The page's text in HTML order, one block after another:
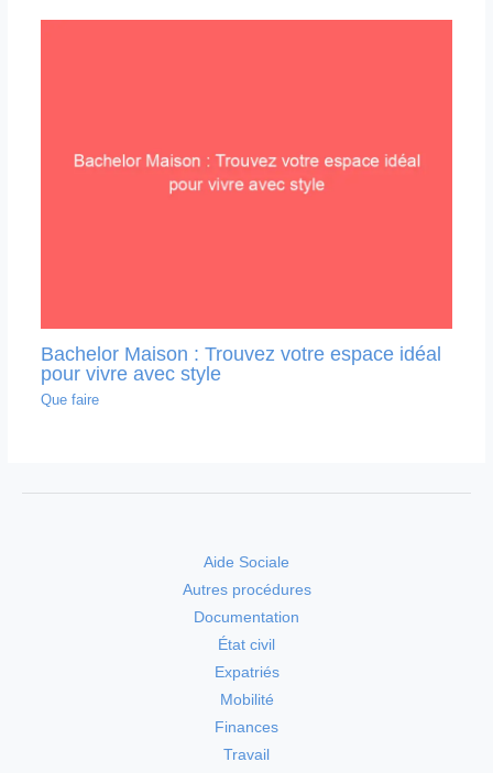
Bachelor Maison : Trouvez votre espace idéal
pour vivre avec style
Que faire
Aide Sociale
Autres procédures
Documentation
État civil
Expatriés
Mobilité
Finances
Travail